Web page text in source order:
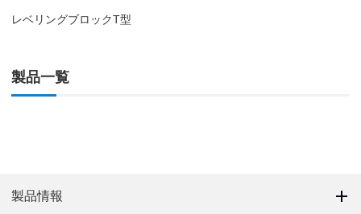
レベリングブロックT型
製品一覧
製品情報